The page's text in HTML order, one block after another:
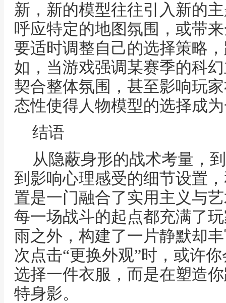
新，新的模型往往引入新的
呼应特定的地图氛围，或带
要适时调整自己的选择策略
如，当游戏强调某赛季的科
契合整体氛围，甚至影响玩
态性使得人物模型的选择成
结语
从隐蔽身形的战术考量，
到影响心理感受的细节设置
置是一门融合了实用主义与
每一场战斗的起点都充满了
雨之外，构建了一片静默却
次点击“更换外观”时，或许
选择一件衣服，而是在塑造
特身影。